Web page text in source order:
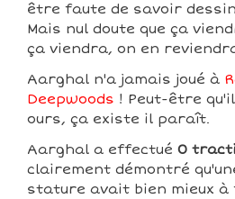
être faute de savoir
Mais nul doute que ça
ça viendra, on en
Aarghal n'a jamais joué à
Deepwoods ! Peut-être
ours, ça existe il paraît.
Aarghal a effectué 0
clairement démontré
stature avait bien mieux à